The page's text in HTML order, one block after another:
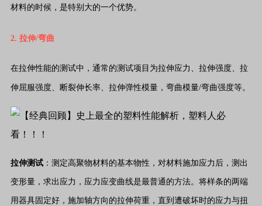
材料的时候，是特别大的一个优势。
2. 拉伸/弯曲
在拉伸性能的测试中，通常的测试项目为拉伸应力、拉伸强度、拉
伸屈服强度、断裂伸长率、拉伸弹性模量，弯曲模量/弯曲强度等。
拉伸测试 ：测定高聚物材料的基本物性，对材料施加应力后，测出
变形量，求出应力，应力应变曲线是最普通的方法。将样条的两端
用器具固定好，施加轴方向的拉伸荷重，直到遭破坏时的应力与扭